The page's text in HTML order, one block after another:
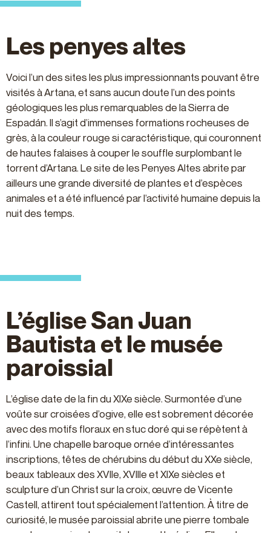
Les penyes altes
Voici l’un des sites les plus impressionnants pouvant être
visités à Artana, et sans aucun doute l’un des points
géologiques les plus remarquables de la Sierra de
Espadán. Il s’agit d’immenses formations rocheuses de
grès, à la couleur rouge si caractéristique, qui couronnent
de hautes falaises à couper le souffle surplombant le
torrent d’Artana. Le site de les Penyes Altes abrite par
ailleurs une grande diversité de plantes et d’espèces
animales et a été influencé par l’activité humaine depuis la
nuit des temps.
L’église San Juan
Bautista et le musée
paroissial
L’église date de la fin du XIXe siècle. Surmontée d’une
voûte sur croisées d’ogive, elle est sobrement décorée
avec des motifs floraux en stuc doré qui se répètent à
l’infini. Une chapelle baroque ornée d’intéressantes
inscriptions, têtes de chérubins du début du XXe siècle,
beaux tableaux des XVIIe, XVIIIe et XIXe siècles et
sculpture d’un Christ sur la croix, œuvre de Vicente
Castell, attirent tout spécialement l’attention. À titre de
curiosité, le musée paroissial abrite une pierre tombale